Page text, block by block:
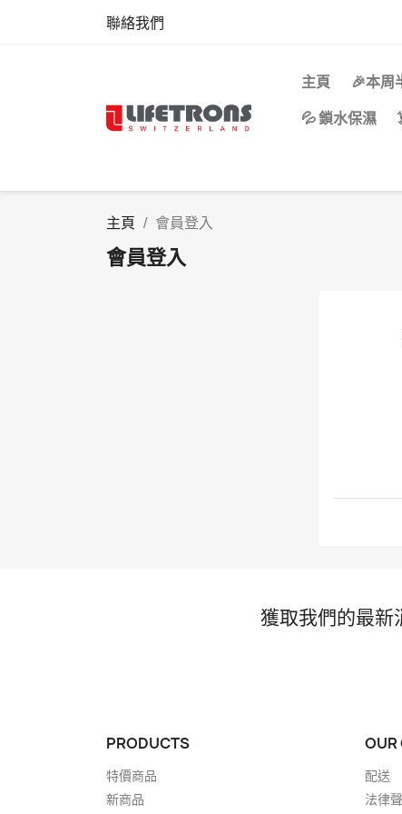
聯絡我們
主頁 🎉本周
💦 鎖水保濕
主頁 會員登入
會員登入
獲取我們的最新
PRODUCTS
特價商品
新商品
OUR
配送
法律